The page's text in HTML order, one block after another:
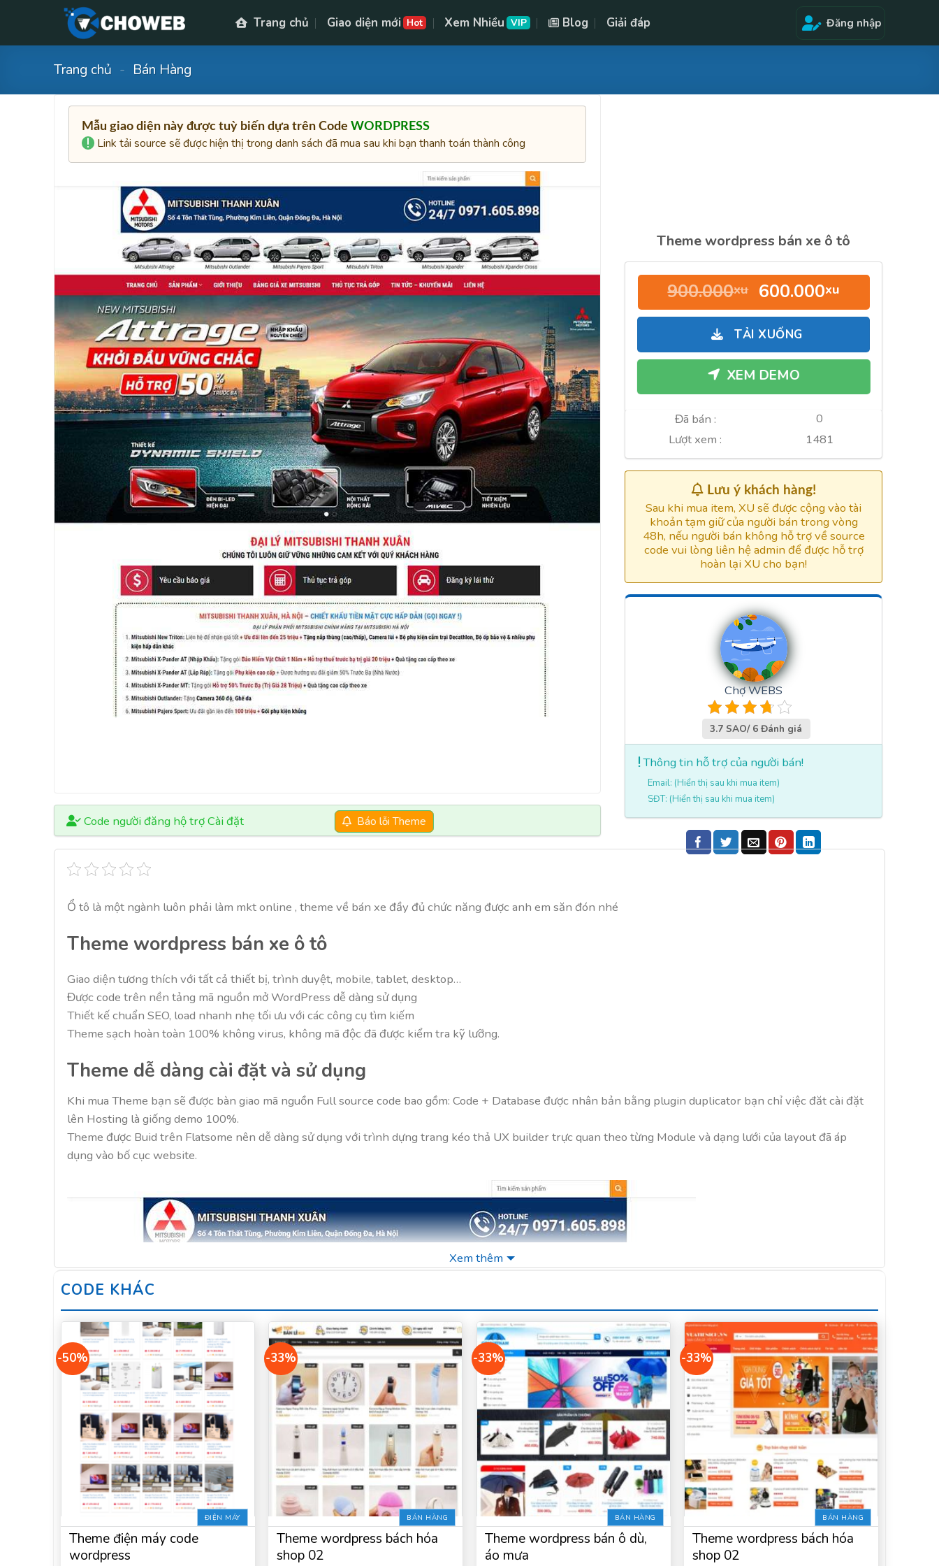
content
Trang chủ Giao diện mới Hot Xem Nhiều VIP Blog Giải đáp Đăng nhập
Trang chủ - Bán Hàng
Mẫu giao diện này được tuỳ biến dựa trên CodeWORDPRESS
Link tải source sẽ được hiện thị trong danh sách đã mua sau khi bạn thanh toán thành công
Code người đăng hộ trợ Cài đặt Báo lỗi Theme
Theme wordpress bán xe ô tô
900.000xu Giá
gốc
là:
900.000xu.
600.000xuGiá
hiện
600.000xu.
TẢI XUỐNG
XEM DEMO
Đã bán :
0
Lượt xem :
1481
Lưu ý khách hàng!
Sau khi mua item, XU sẽ được cộng vào tài
khoản tạm giữ của người bán trong vòng
48h, nếu người bán không hỗ trợ về source
code vui lòng liên hệ admin để được hỗ trợ
hoàn lại XU cho bạn!
Chợ WEBS
3.7 SAO/ 6 Đánh giá
Thông tin hỗ trợ của người bán!
Email: (Hiển thị sau khi mua item)
SĐT: (Hiển thị sau khi mua item)
Ổ tô là một ngành luôn phải làm mkt online , theme về bán xe đầy đủ chức năng được anh em săn đón nhé
Theme wordpress bán xe ô tô
Giao diện tương thích với tất cả thiết bị, trình duyệt, mobile, tablet, desktop…
Được code trên nền tảng mã nguồn mở WordPress dễ dàng sử dụng
Thiết kế chuẩn SEO, load nhanh nhẹ tối ưu với các công cụ tìm kiếm
Theme sạch hoàn toàn 100% không virus, không mã độc đã được kiểm tra kỹ lưỡng.
Theme dễ dàng cài đặt và sử dụng
Khi mua Theme bạn sẽ được bàn giao mã nguồn Full source code bao gồm: Code + Database được nhân bản bằng plugin duplicator bạn chỉ việc đăt cài đặt
lên Hosting là giống demo 100%.
Theme được Buid trên Flatsome nên dễ dàng sử dụng với trình dựng trang kéo thả UX builder trực quan theo từng Module và dạng lưới của layout đã áp
dụng vào bố cục website.
Xem thêm
CODE KHÁC
-50%
ĐIỆN MÁY
Theme điện máy code
wordpress
-33%
BÁN HÀNG
Theme wordpress bách hóa
shop 02
-33%
BÁN HÀNG
Theme wordpress bán ô dù,
áo mưa
-33%
BÁN HÀNG
Theme wordpress bách hóa
shop 02